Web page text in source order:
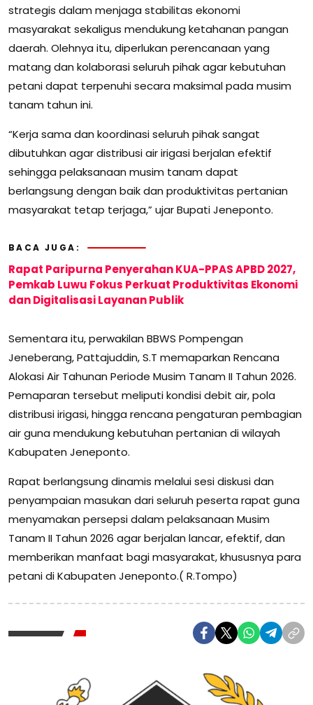
strategis dalam menjaga stabilitas ekonomi
masyarakat sekaligus mendukung ketahanan pangan
daerah. Olehnya itu, diperlukan perencanaan yang
matang dan kolaborasi seluruh pihak agar kebutuhan
petani dapat terpenuhi secara maksimal pada musim
tanam tahun ini.
“Kerja sama dan koordinasi seluruh pihak sangat
dibutuhkan agar distribusi air irigasi berjalan efektif
sehingga pelaksanaan musim tanam dapat
berlangsung dengan baik dan produktivitas pertanian
masyarakat tetap terjaga,” ujar Bupati Jeneponto.
BACA JUGA:
Rapat Paripurna Penyerahan KUA-PPAS APBD 2027,
Pemkab Luwu Fokus Perkuat Produktivitas Ekonomi
dan Digitalisasi Layanan Publik
Sementara itu, perwakilan BBWS Pompengan
Jeneberang, Pattajuddin, S.T memaparkan Rencana
Alokasi Air Tahunan Periode Musim Tanam II Tahun 2026.
Pemaparan tersebut meliputi kondisi debit air, pola
distribusi irigasi, hingga rencana pengaturan pembagian
air guna mendukung kebutuhan pertanian di wilayah
Kabupaten Jeneponto.
Rapat berlangsung dinamis melalui sesi diskusi dan
penyampaian masukan dari seluruh peserta rapat guna
menyamakan persepsi dalam pelaksanaan Musim
Tanam II Tahun 2026 agar berjalan lancar, efektif, dan
memberikan manfaat bagi masyarakat, khususnya para
petani di Kabupaten Jeneponto.( R.Tompo)